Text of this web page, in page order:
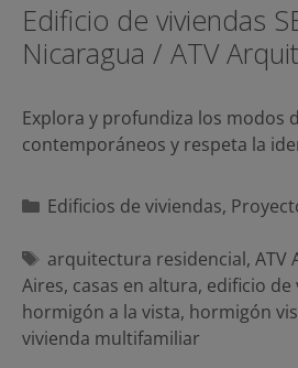
Edificio de viviendas
Nicaragua / ATV
Explora y profundiza los modos
contemporáneos y respeta la
Categorías
Edificios de viviendas,
Etiquetas
arquitectura residencial, ATV
Aires, casas en altura, edificio de
hormigón a la vista, hormigón
vivienda multifamiliar